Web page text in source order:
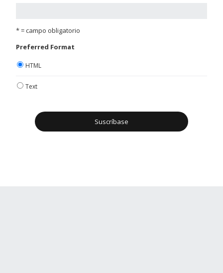
* = campo obligatorio
Preferred Format
HTML
Text